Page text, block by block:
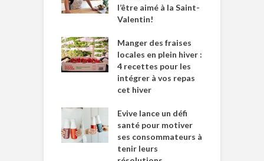
l’être aimé à la Saint-
Valentin!
Manger des fraises
locales en plein hiver :
4 recettes pour les
intégrer à vos repas
cet hiver
Evive lance un défi
santé pour motiver
ses consommateurs à
tenir leurs